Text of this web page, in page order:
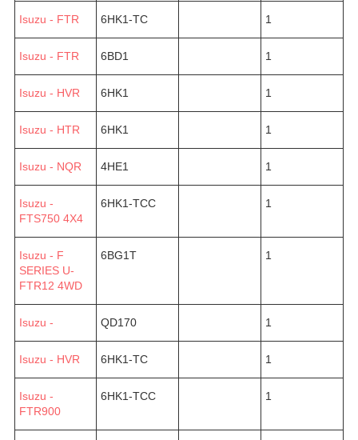
Isuzu - FTR 6HK1-TC 1
Isuzu - FTR 6BD1 1
Isuzu - HVR 6HK1 1
Isuzu - HTR 6HK1 1
Isuzu - NQR 4HE1 1
Isuzu -
FTS750 4X4
6HK1-TCC 1
Isuzu - F
SERIES U-
FTR12 4WD
6BG1T 1
Isuzu - QD170 1
Isuzu - HVR 6HK1-TC 1
Isuzu -
FTR900
6HK1-TCC 1